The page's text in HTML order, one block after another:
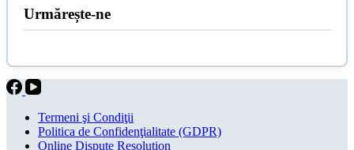
Urmărește-ne
Termeni şi Condiţii
Politica de Confidenţialitate (GDPR)
Online Dispute Resolution